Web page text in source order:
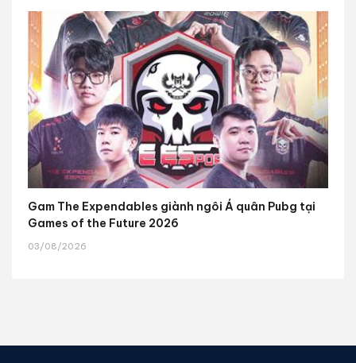
Gam The Expendables giành ngôi Á quân Pubg tại
Games of the Future 2026
03/08/2026